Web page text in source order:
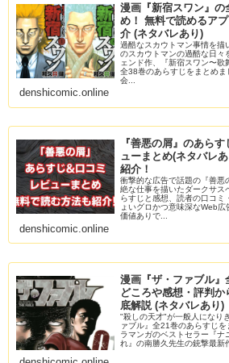
漫画『新宿スワン』の
め！ 無料で読めるア
介 (ネタバレあり)
過酷なスカウトマン事情を描
のスカウトマンの過酷な日々
ェンド作、『新宿スワン〜歌
全38巻のあらすじをまとめ
会...
denshicomic.online
『善悪の屑』のあら
ューまとめ(ネタバレ
紹介！
衝撃的な広告で話題の『善悪
絶な仕事を描いたダークサス
らすじと感想、読者の口コミ
ょいグロかつ意味深なWeb
価値ありで...
denshicomic.online
漫画『ザ・ファブル
どころや感想・評判
底解説 (ネタバレあり)
"殺しの天才"が一般人になり
ァブル』全21巻のあらすじ
ラマンガのベストセラー『ナ
れ』の南勝久先生の銃撃最新